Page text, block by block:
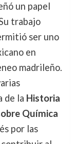
un papel
trabajo
ser uno
en
madrileño.
de la Historia
Química
por las